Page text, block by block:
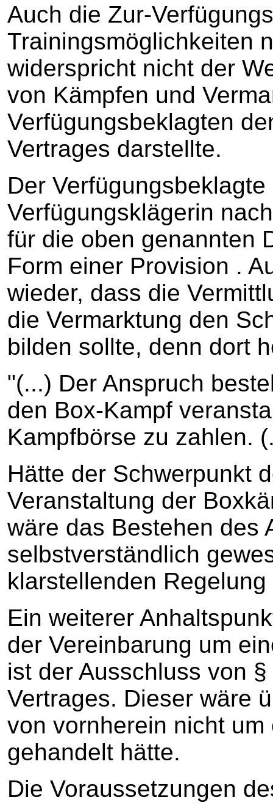
Auch die Zur-
Trainingsmöglichkeiten
widerspricht nicht der
von Kämpfen und
Verfügungsbeklagten
Vertrages darstellte.
Der
Verfügungsklägerin
für die oben genannten
Form einer Provision .
wieder, dass die
die Vermarktung den
bilden sollte, denn dort
"(...) Der Anspruch
den Box-Kampf
Kampfbörse zu zahlen.
Hätte der Schwerpunkt
Veranstaltung der
wäre das Bestehen des
selbstverständlich
klarstellenden
Ein weiterer
der Vereinbarung um
ist der Ausschluss von
Vertrages. Dieser wäre
von vornherein nicht
gehandelt hätte.
Die Voraussetzungen